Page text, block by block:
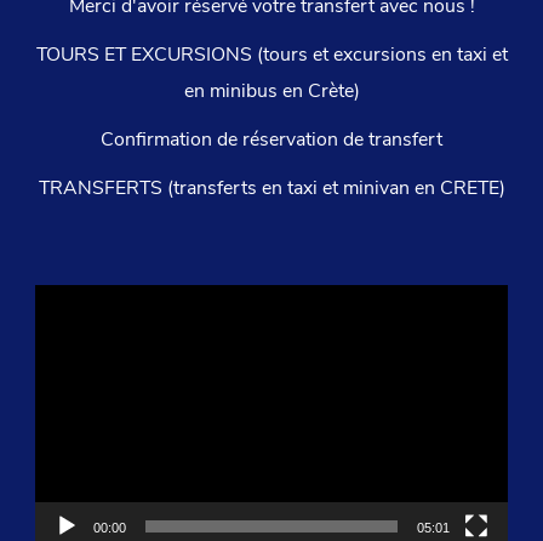
Merci d'avoir réservé votre transfert avec nous !
TOURS ET EXCURSIONS (tours et excursions en taxi et
en minibus en Crète)
Confirmation de réservation de transfert
TRANSFERTS (transferts en taxi et minivan en CRETE)
00:00 05:01